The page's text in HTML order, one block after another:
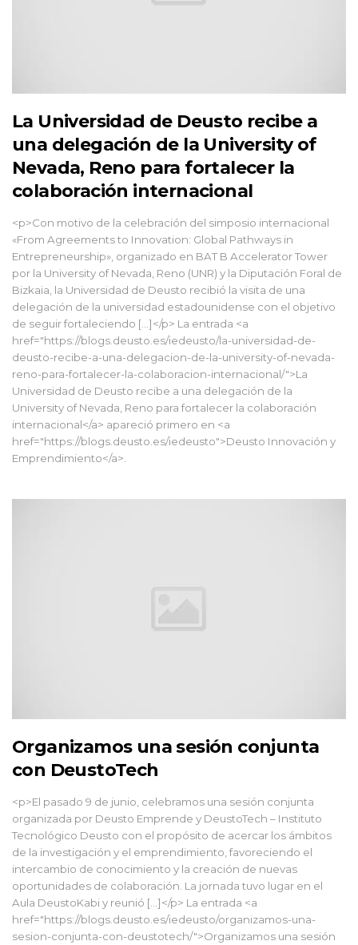
La Universidad de Deusto recibe a
una delegación de la University of
Nevada, Reno para fortalecer la
colaboración internacional
<p>Con motivo de la celebración del simposio internacional
«From Agreements to Innovation: Global Pathways in
Entrepreneurship», organizado en BAT B Accelerator Tower
por la University of Nevada, Reno (UNR) y la Diputación Foral de
Bizkaia, la Universidad de Deusto recibió la visita de una
delegación de la universidad estadounidense con el objetivo
de seguir fortaleciendo […]</p> La entrada <a
href="https://blogs.deusto.es/iedeusto/la-universidad-de-
deusto-recibe-a-una-delegacion-de-la-university-of-nevada-
reno-para-fortalecer-la-colaboracion-internacional/">La
Universidad de Deusto recibe a una delegación de la
University of Nevada, Reno para fortalecer la colaboración
internacional</a> apareció primero en <a
href="https://blogs.deusto.es/iedeusto">Deusto Innovación y
Emprendimiento</a>.
Organizamos una sesión conjunta
con DeustoTech
<p>El pasado 9 de junio, celebramos una sesión conjunta
organizada por Deusto Emprende y DeustoTech – Instituto
Tecnológico Deusto con el propósito de acercar los ámbitos
de la investigación y el emprendimiento, favoreciendo el
intercambio de conocimiento y la creación de nuevas
oportunidades de colaboración. La jornada tuvo lugar en el
Aula DeustoKabi y reunió […]</p> La entrada <a
href="https://blogs.deusto.es/iedeusto/organizamos-una-
sesion-conjunta-con-deustotech/">Organizamos una sesión